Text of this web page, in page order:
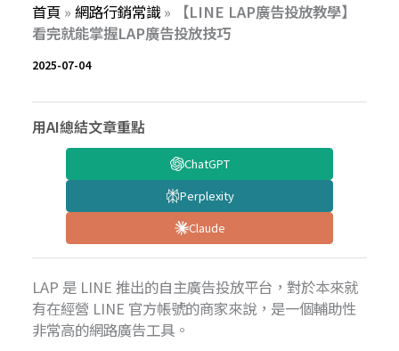
首頁 »網路行銷常識 »
【LINE LAP廣告投放教學】
看完就能掌握LAP廣告投放技巧
2025-07-04
用AI總結文章重點
ChatGPT
Perplexity
Claude
LAP 是 LINE 推出的自主廣告投放平台，對於本來就
有在經營 LINE 官方帳號的商家來說，是一個輔助性
非常高的網路廣告工具。